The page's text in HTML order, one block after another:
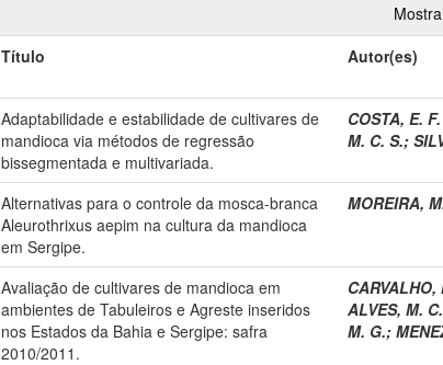
Título Autor(es)
Adaptabilidade e estabilidade de cultivares de
mandioca via métodos de regressão
bissegmentada e multivariada.
COSTA, E.
M. C. S.;
Alternativas para o controle da mosca-branca
Aleurothrixus aepim na cultura da mandioca
em Sergipe.
MOREIRA,
Avaliação de cultivares de mandioca em
ambientes de Tabuleiros e Agreste inseridos
nos Estados da Bahia e Sergipe: safra
2010/2011.
ALVES, M.
M. G.;